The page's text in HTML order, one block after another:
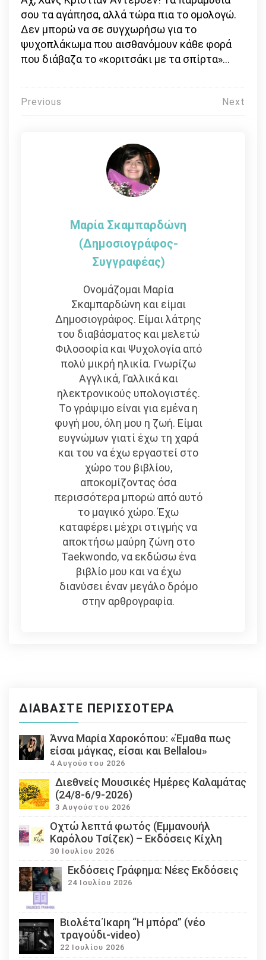
σου τα αγάπησα, αλλά τώρα πια το ομολογώ.
Δεν μπορώ να σε συγχωρήσω για το
ψυχοπλάκωμα που αισθανόμουν κάθε φορά
που διάβαζα το «κοριτσάκι με τα σπίρτα»…
Πλοήγηση
Previous Next
Μαρία Σκαμπαρδώνη
(Δημοσιογράφος-
Συγγραφέας)
Ονομάζομαι Μαρία
Σκαμπαρδώνη και είμαι
Δημοσιογράφος. Είμαι λάτρης
του διαβάσματος και μελετώ
Φιλοσοφία και Ψυχολογία από
πολύ μικρή ηλικία. Γνωρίζω
Αγγλικά, Γαλλικά και
ηλεκτρονικούς υπολογιστές.
Το γράψιμο είναι για εμένα η
φυγή μου, όλη μου η ζωή. Είμαι
ευγνώμων γιατί έχω τη χαρά
και του να έχω εργαστεί στο
χώρο του βιβλίου,
αποκομίζοντας όσα
περισσότερα μπορώ από αυτό
το μαγικό χώρο. Έχω
καταφέρει μέχρι στιγμής να
αποκτήσω μαύρη ζώνη στο
Taekwondo, να εκδώσω ένα
βιβλίο μου και να έχω
διανύσει έναν μεγάλο δρόμο
στην αρθρογραφία.
ΔΙΑΒΆΣΤΕ ΠΕΡΙΣΣΌΤΕΡΑ
Άννα Μαρία Χαροκόπου: «Έμαθα πως
είσαι μάγκας, είσαι και Bellalou»
4 Αυγούστου 2026
Διεθνείς Μουσικές Ημέρες Καλαμάτας
(24/8-6/9-2026)
3 Αυγούστου 2026
Οχτώ λεπτά φωτός (Εμμανουήλ
Καρόλου Τσίζεκ) – Εκδόσεις Κίχλη
30 Ιουλίου 2026
Εκδόσεις Γράφημα: Νέες Εκδόσεις
24 Ιουλίου 2026
Βιολέτα Ίκαρη “Η μπόρα” (νέο
τραγούδι-video)
22 Ιουλίου 2026